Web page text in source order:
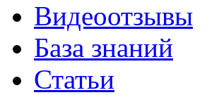
Видеоотзывы
База знаний
Статьи